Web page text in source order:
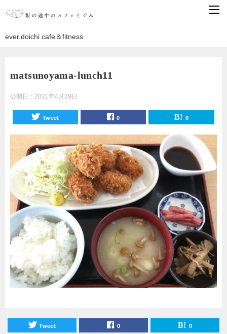
ever.doichi cafe＆fitness
matsunoyama-lunch11
公開日： 2021年4月29日
Tweet 0 0
Tweet 0 0